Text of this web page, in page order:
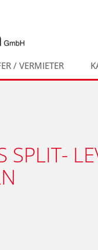
/ VERMIETER
SPLIT-